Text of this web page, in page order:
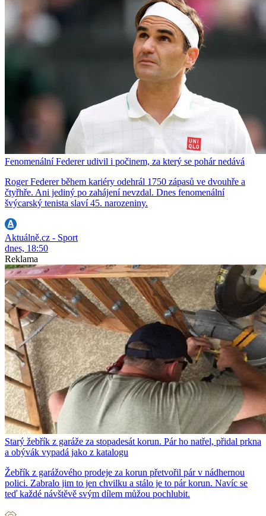
Fenomenální Federer udivil i počinem, za který se pohár nedává
Roger Federer během kariéry odehrál 1750 zápasů ve dvouhře a
čtyřhře. Ani jediný po zahájení nevzdal. Dnes fenomenální
švýcarský tenista slaví 45. narozeniny.
Aktuálně.cz - Sport
dnes, 18:50
Reklama
Starý žebřík z garáže za stopadesát korun. Pár ho natřel, přidal prkna
a obývák vypadá jako z katalogu
Žebřík z garážového prodeje za korun přetvořil pár v nádhernou
polici. Zabralo jim to jen chvilku a stálo je to pár korun. Navíc se
teď každé návštěvě svým dílem můžou pochlubit.